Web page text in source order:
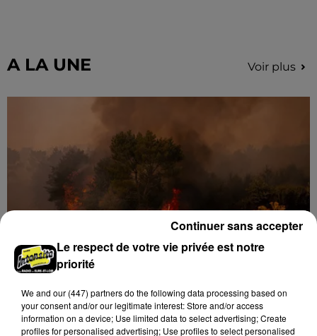
Grâce...
A LA UNE Voir plus
au sang-froid des...
Samedi 25 juillet, plus d'une dizaine de feux de
champs et de sous-bois ont été déclenchés dans le
Le respect de votre vie privée est notre
priorité
We and our (447) partnersdo the following data processing based on
your consent and/or our legitimate interest: Store and/or access
information on a device; Use limited data to select advertising; Create
profiles for personalised advertising; Use profiles to select personalised
Continuer sans accepter